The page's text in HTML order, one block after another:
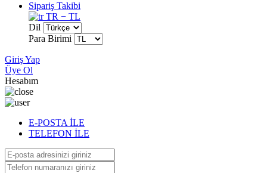
Sipariş Takibi
TR − TL
Dil
Para Birimi
Giriş Yap
Üye Ol
Hesabım
E-POSTA İLE
TELEFON İLE